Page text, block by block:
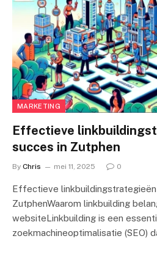
MARKETING
Effectieve
succes in Zutphen
By Chris mei 11, 2025 0
Effectieve
ZutphenWaarom linkbuilding
websiteLinkbuilding is een
zoekmachineoptimalisatie (SEO)